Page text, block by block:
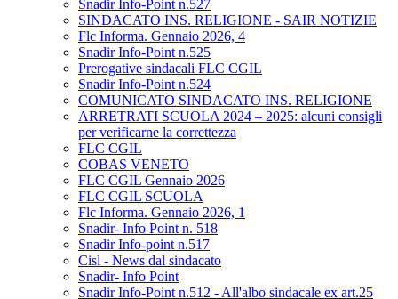
Snadir Info-Point n.527
SINDACATO INS. RELIGIONE - SAIR NOTIZIE
Flc Informa. Gennaio 2026, 4
Snadir Info-Point n.525
Prerogative sindacali FLC CGIL
Snadir Info-Point n.524
COMUNICATO SINDACATO INS. RELIGIONE
ARRETRATI SCUOLA 2024 – 2025: alcuni consigli
per verificarne la correttezza
FLC CGIL
COBAS VENETO
FLC CGIL Gennaio 2026
FLC CGIL SCUOLA
Flc Informa. Gennaio 2026, 1
Snadir- Info Point n. 518
Snadir Info-point n.517
Cisl - News dal sindacato
Snadir- Info Point
Snadir Info-Point n.512 - All'albo sindacale ex art.25